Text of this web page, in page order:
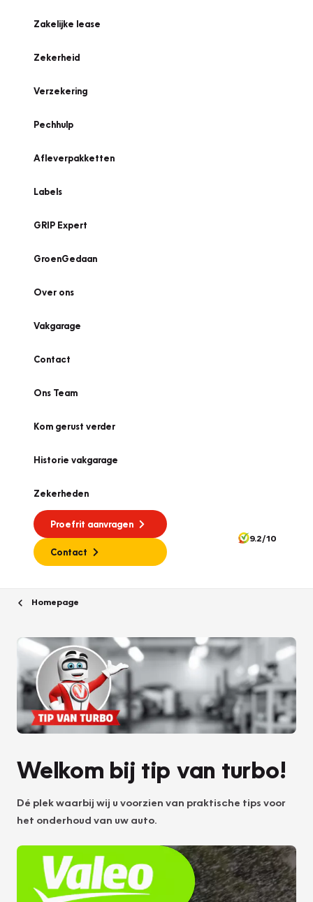
Zakelijke lease
Zekerheid
Verzekering
Pechhulp
Afleverpakketten
Labels
GRIP Expert
GroenGedaan
Over ons
Vakgarage
Contact
Ons Team
Kom gerust verder
Historie vakgarage
Zekerheden
Proefrit aanvragen
Contact
9.2/10
Homepage
Welkom bij tip van turbo!
Dé plek waarbij wij u voorzien van praktische tips voor
het onderhoud van uw auto.